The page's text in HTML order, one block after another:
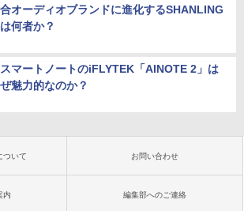
オーディオブランドに進化するSHANLING
何者か？
マートノートのiFLYTEK「AINOTE 2」は
魅力的なのか？
ついて お問い合わせ
内 編集部へのご連絡